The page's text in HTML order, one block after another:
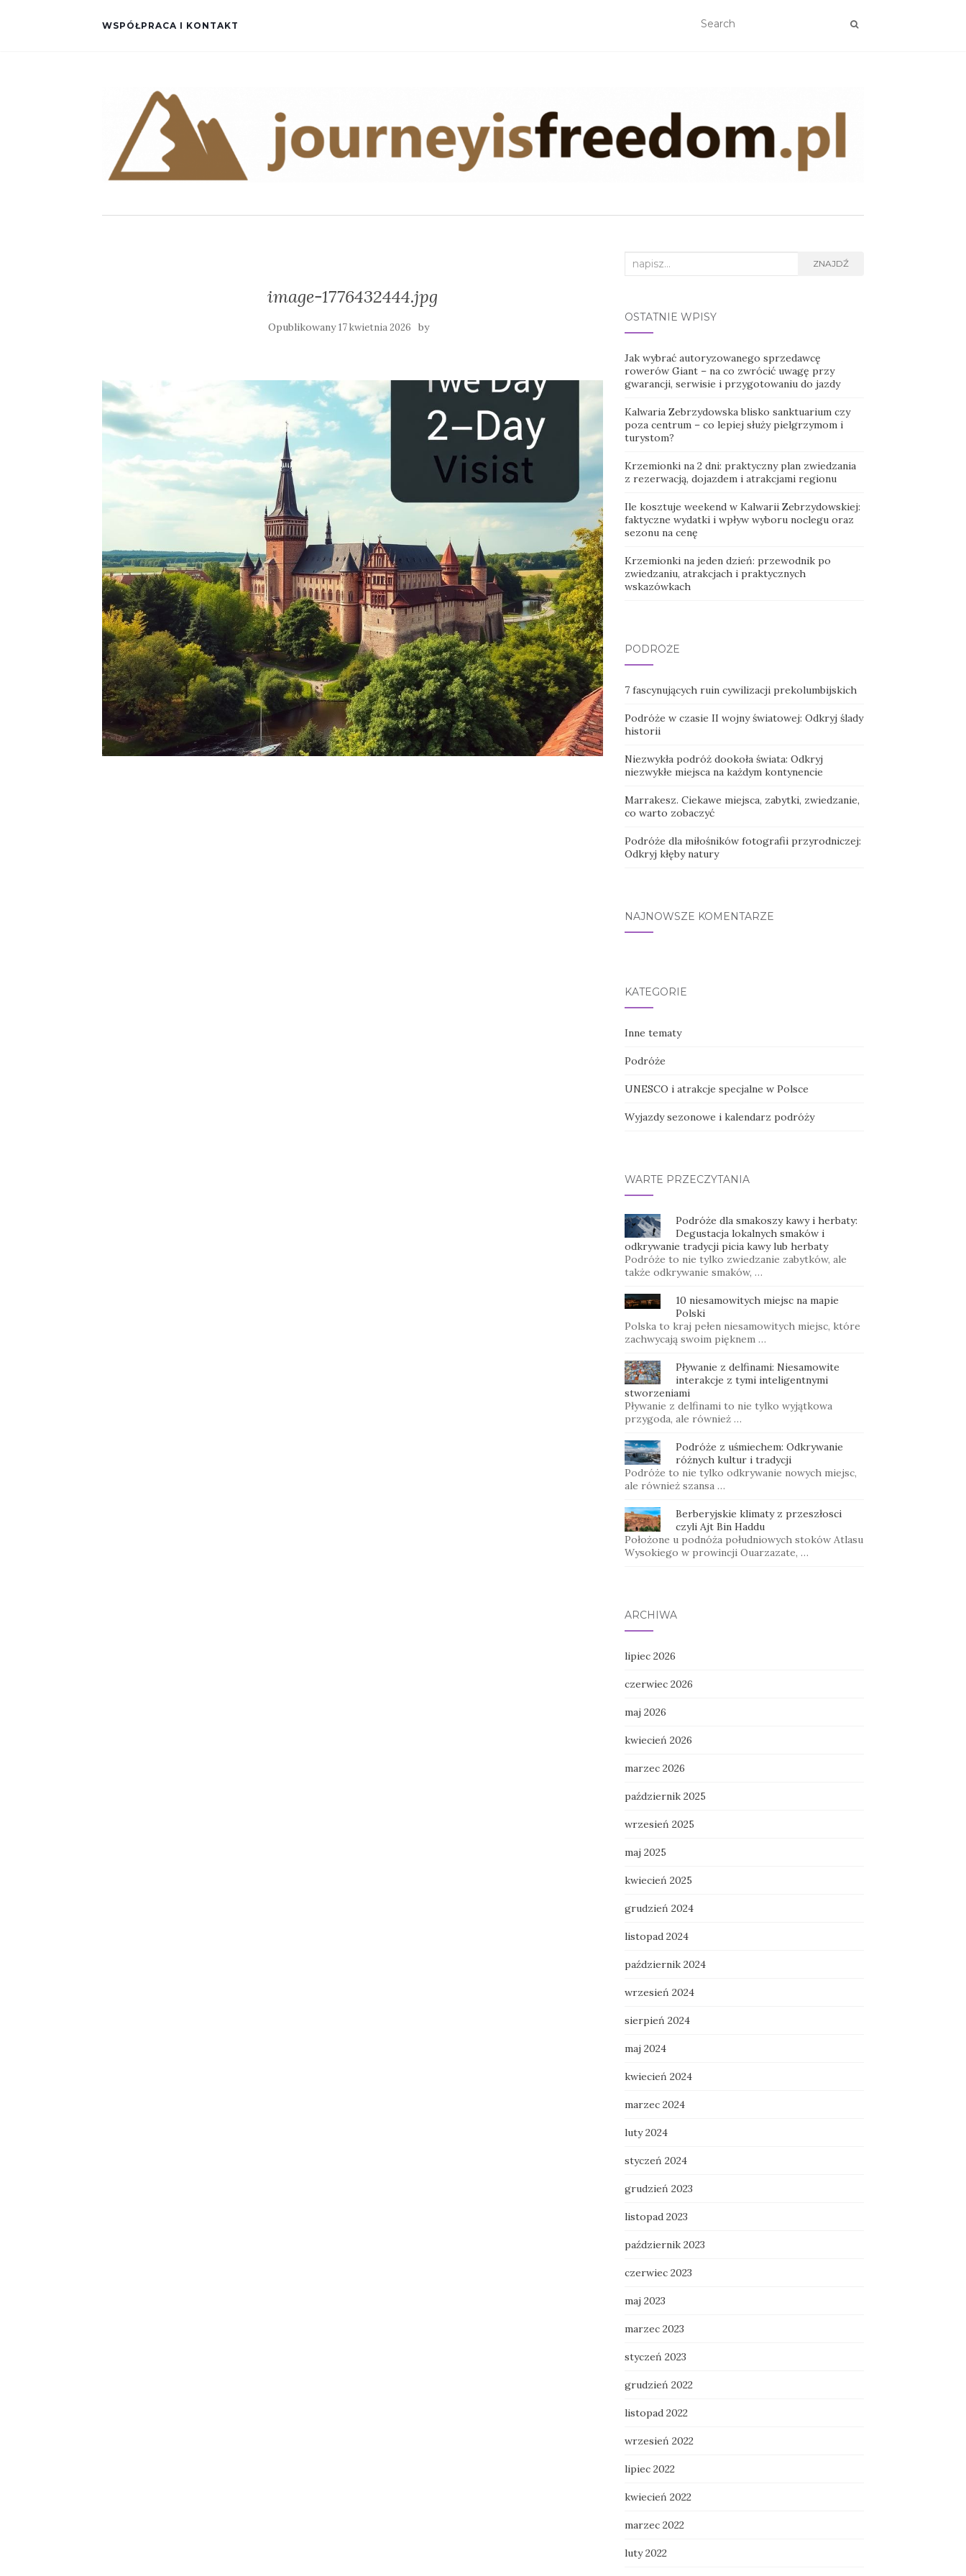
WSPÓŁPRACA I KONTAKT
image-1776432444.jpg
Opublikowany17 kwietnia 2026 by
Search
ZNAJDŹ
OSTATNIE WPISY
Jak wybrać autoryzowanego sprzedawcę
rowerów Giant – na co zwrócić uwagę przy
gwarancji, serwisie i przygotowaniu do jazdy
Kalwaria Zebrzydowska blisko sanktuarium czy
poza centrum – co lepiej służy pielgrzymom i
turystom?
Krzemionki na 2 dni: praktyczny plan zwiedzania
z rezerwacją, dojazdem i atrakcjami regionu
Ile kosztuje weekend w Kalwarii Zebrzydowskiej:
faktyczne wydatki i wpływ wyboru noclegu oraz
sezonu na cenę
Krzemionki na jeden dzień: przewodnik po
zwiedzaniu, atrakcjach i praktycznych
wskazówkach
PODRÓŻE
7 fascynujących ruin cywilizacji prekolumbijskich
Podróże w czasie II wojny światowej: Odkryj ślady
historii
Niezwykła podróż dookoła świata: Odkryj
niezwykłe miejsca na każdym kontynencie
Marrakesz. Ciekawe miejsca, zabytki, zwiedzanie,
co warto zobaczyć
Podróże dla miłośników fotografii przyrodniczej:
Odkryj kłęby natury
NAJNOWSZE KOMENTARZE
KATEGORIE
Inne tematy
Podróże
UNESCO i atrakcje specjalne w Polsce
Wyjazdy sezonowe i kalendarz podróży
WARTE PRZECZYTANIA
Podróże dla smakoszy kawy i herbaty:
Degustacja lokalnych smaków i
odkrywanie tradycji picia kawy lub herbaty
Podróże to nie tylko zwiedzanie zabytków, ale
także odkrywanie smaków, …
10 niesamowitych miejsc na mapie
Polski
Polska to kraj pełen niesamowitych miejsc, które
zachwycają swoim pięknem …
Pływanie z delfinami: Niesamowite
interakcje z tymi inteligentnymi
stworzeniami
Pływanie z delfinami to nie tylko wyjątkowa
przygoda, ale również …
Podróże z uśmiechem: Odkrywanie
różnych kultur i tradycji
Podróże to nie tylko odkrywanie nowych miejsc,
ale również szansa …
Berberyjskie klimaty z przeszłosci
czyli Ajt Bin Haddu
Położone u podnóża południowych stoków Atlasu
Wysokiego w prowincji Ouarzazate, …
ARCHIWA
lipiec 2026
czerwiec 2026
maj 2026
kwiecień 2026
marzec 2026
październik 2025
wrzesień 2025
maj 2025
kwiecień 2025
grudzień 2024
listopad 2024
październik 2024
wrzesień 2024
sierpień 2024
maj 2024
kwiecień 2024
marzec 2024
luty 2024
styczeń 2024
grudzień 2023
listopad 2023
październik 2023
czerwiec 2023
maj 2023
marzec 2023
styczeń 2023
grudzień 2022
listopad 2022
wrzesień 2022
lipiec 2022
kwiecień 2022
marzec 2022
luty 2022